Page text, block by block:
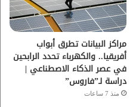
ب
ر
م
مراكز البيانات تطرق أبواب
أفريقيا.. والكهرباء تحدد الرابحين
في عصر الذكاء الاصطناعي |
دراسة لـ”فاروس”
منذ 7 ساعات